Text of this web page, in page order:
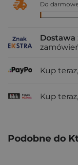
Do
Dostawa
Kup
Kup
Podobne do